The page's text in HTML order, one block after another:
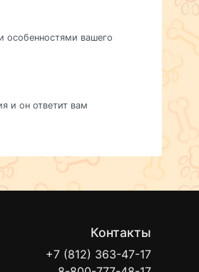
особенностями вашего
и он ответит вам
Контакты
+7 (812) 363-47-17